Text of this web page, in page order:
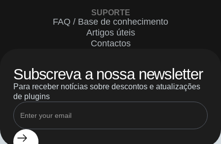
SUPORTE
FAQ / Base de conhecimento
Artigos úteis
Contactos
Subscreva a nossa newsletter
Para receber notícias sobre descontos e atualizações
de plugins